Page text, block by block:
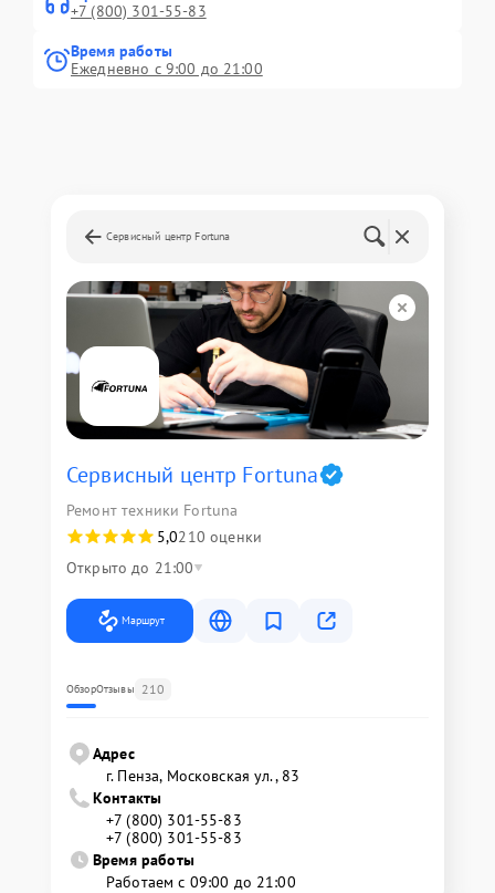
+7 (800) 301-55-83
Время работы
Ежедневно с 9:00 до 21:00
Сервисный центр Fortuna
Сервисный центр Fortuna
Ремонт техники Fortuna
5,0210 оценки
Открыто до 21:00
Маршрут
ОбзорОтзывы 210
Адрес
г. Пенза, Московская ул., 83
Контакты
+7 (800) 301-55-83
+7 (800) 301-55-83
Время работы
Работаем с 09:00 до 21:00